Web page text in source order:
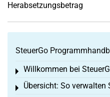
Herabsetzungsbetrag
SteuerGo
Willkommen bei
Toggle menu
Übersicht: So verwalten
Toggle menu